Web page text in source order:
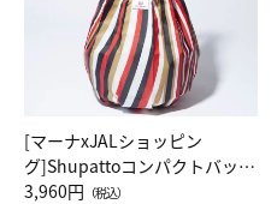
[マーナxJALショッピン
グ]Shupattoコンパクトバッグ
Drop JAL客室乗務員（LC）ス
3,960円 （税込）